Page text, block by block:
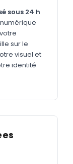
sous 24 h
sur le
visuel et
identité